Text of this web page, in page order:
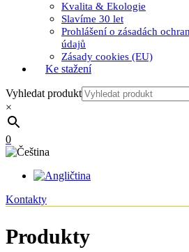
Kvalita & Ekologie
Slavíme 30 let
Prohlášení o zásadách
údajů
Zásady cookies (EU)
Ke stažení
Vyhledat produkt
×
0
Kontakty
Produkty